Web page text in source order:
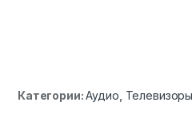
Категории:Аудио